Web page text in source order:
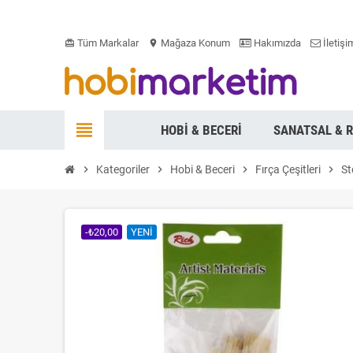
card_giftcard Tüm Markalar location_on Mağaza Konum Hakımızda
view_headline HOBI & BECERI SANATSAL &
chevron_right Kategoriler chevron_right Hobi & Beceri chevron_right Fırça Çeşitleri chevron_right
-₺20,00 YENI